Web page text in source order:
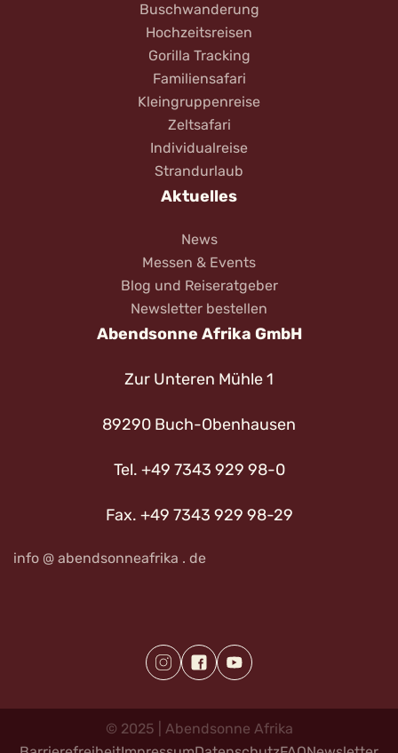
Buschwanderung
Hochzeitsreisen
Gorilla Tracking
Familiensafari
Kleingruppenreise
Zeltsafari
Individualreise
Strandurlaub
Aktuelles
News
Messen & Events
Blog und Reiseratgeber
Newsletter bestellen
Abendsonne Afrika GmbH
Zur Unteren Mühle 1
89290 Buch-Obenhausen
Tel. +49 7343 929 98-0
Fax. +49 7343 929 98-29
info @ abendsonneafrika . de
© 2025 Abendsonne Afrika